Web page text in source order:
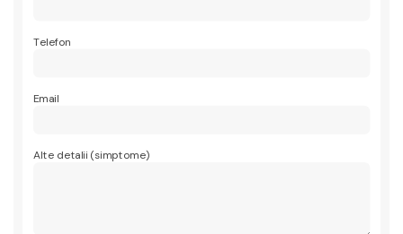
Telefon
Email
Alte detalii (simptome)